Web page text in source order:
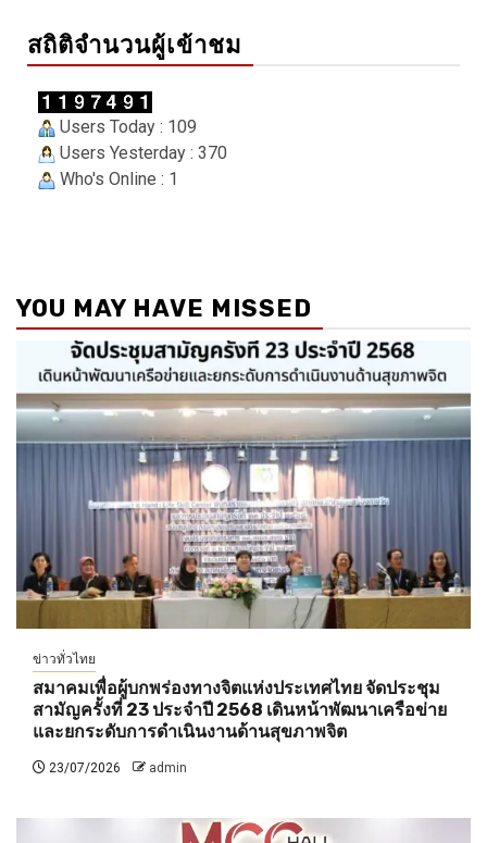
สถิติจำนวนผู้เข้าชม
Users Today : 109
Users Yesterday : 370
Who's Online : 1
YOU MAY HAVE MISSED
ข่าวทั่วไทย
สมาคมเพื่อผู้บกพร่องทางจิตแห่งประเทศไทย จัดประชุม
สามัญครั้งที่ 23 ประจำปี 2568 เดินหน้าพัฒนาเครือข่าย
และยกระดับการดำเนินงานด้านสุขภาพจิต
23/07/2026 admin